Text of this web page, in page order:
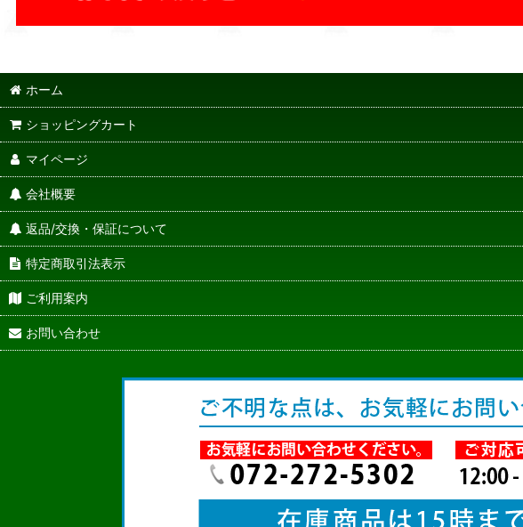
ホーム
ショッピングカート
マイページ
会社概要
返品/交換・保証について
特定商取引法表示
ご利用案内
お問い合わせ